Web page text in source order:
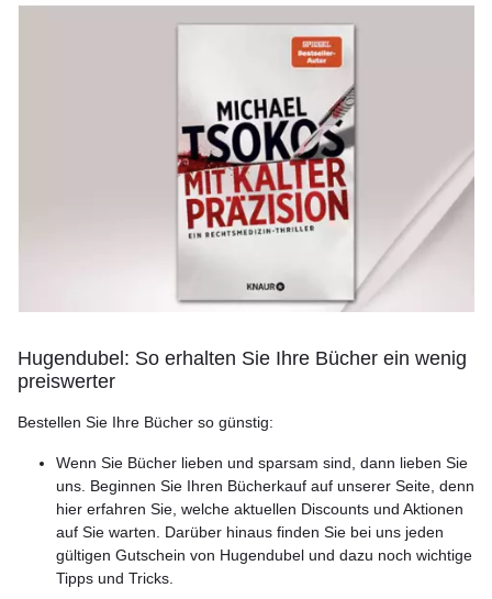
Hugendubel: So erhalten Sie Ihre Bücher ein wenig
preiswerter
Bestellen Sie Ihre Bücher so günstig:
Wenn Sie Bücher lieben und sparsam sind, dann lieben Sie
uns. Beginnen Sie Ihren Bücherkauf auf unserer Seite, denn
hier erfahren Sie, welche aktuellen Discounts und Aktionen
auf Sie warten. Darüber hinaus finden Sie bei uns jeden
gültigen Gutschein von Hugendubel und dazu noch wichtige
Tipps und Tricks.